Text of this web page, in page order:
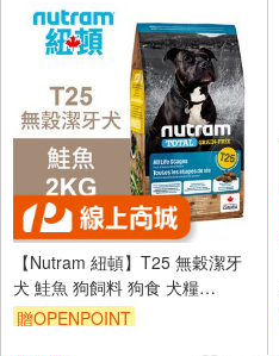
【Nutram 紐頓】T25 無穀潔牙
犬 鮭魚 狗飼料 狗食 犬糧
11.4KG
贈OPENPOINT